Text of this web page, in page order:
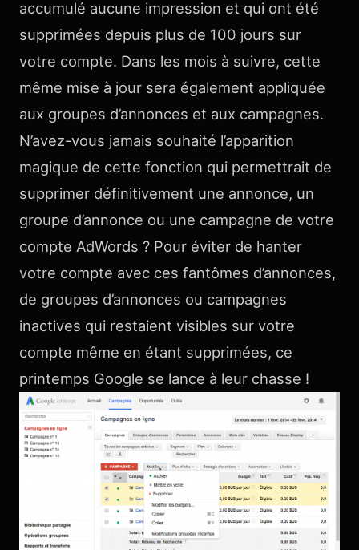
accumulé aucune impression et qui ont été
supprimées depuis plus de 100 jours sur
votre compte. Dans les mois à suivre, cette
même mise à jour sera également appliquée
aux groupes d’annonces et aux campagnes.
N’avez-vous jamais souhaité l’apparition
magique de cette fonction qui permettrait de
supprimer définitivement une annonce, un
groupe d’annonce ou une campagne de votre
compte AdWords ? Pour éviter de hanter
votre compte avec ces fantômes d’annonces,
de groupes d’annonces ou campagnes
inactives qui restaient visibles sur votre
compte même en étant supprimées, ce
printemps Google se lance à leur chasse !